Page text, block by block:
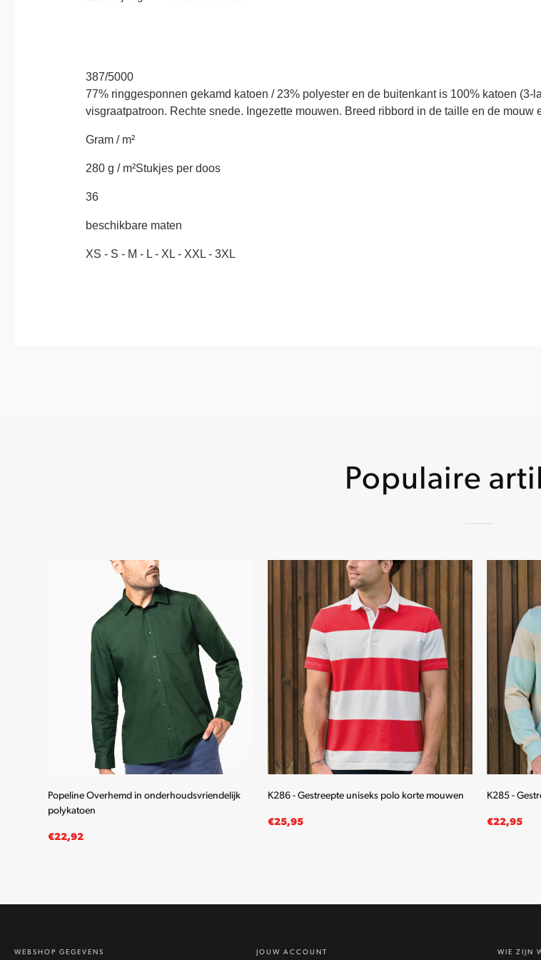
387/5000
77% ringgesponnen gekamd katoen / 23% polyester en de buitenkant is 100% katoen
visgraatpatroon. Rechte snede. Ingezette mouwen. Breed ribbord in de taille en de mouw
Gram / m²
280 g / m²Stukjes per doos
36
beschikbare maten
XS - S - M - L - XL - XXL - 3XL
Populaire
variaties.
Popeline Overhemd in onderhoudsvriendelijk
polykatoen
€22,92
variaties.
K286 - Gestreepte uniseks polo korte mouwen
€25,95
K285 -
€22,95
WEBSHOP GEGEVENS JOUW ACCOUNT WIE ZIJN